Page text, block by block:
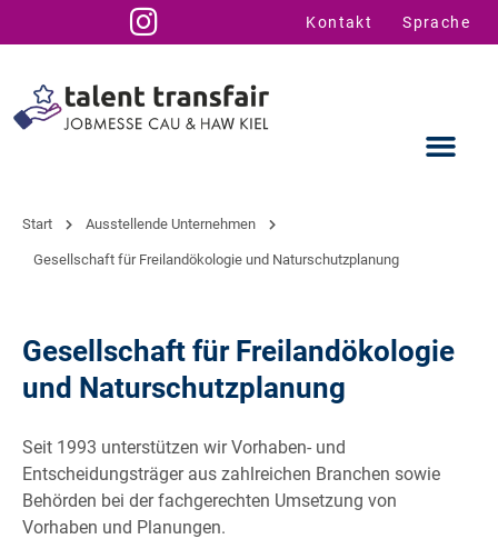
Kontakt Sprache
Start Ausstellende Unternehmen
Gesellschaft für Freilandökologie und Naturschutzplanung
Gesellschaft für Freilandökologie
und Naturschutzplanung
Seit 1993 unterstützen wir Vorhaben- und
Entscheidungsträger aus zahlreichen Branchen sowie
Behörden bei der fachgerechten Umsetzung von
Vorhaben und Planungen.